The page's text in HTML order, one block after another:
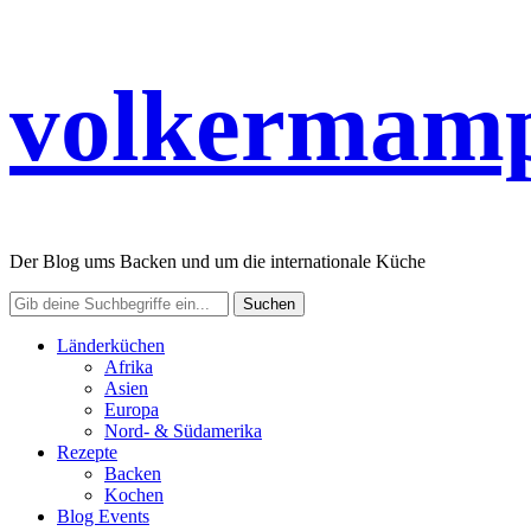
Der Blog ums Backen und um die internationale Küche
Länderküchen
Afrika
Asien
Europa
Nord- & Südamerika
Rezepte
Backen
Kochen
Blog Events